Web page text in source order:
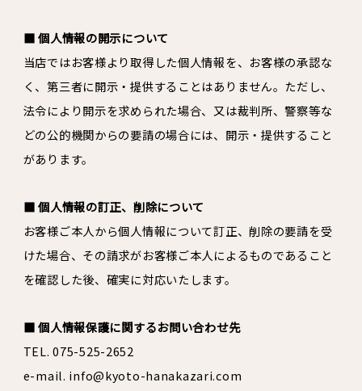
■ 個人情報の開示について
当店ではお客様より取得した個人情報を、お客様の承認な
く、第三者に開示・提供することはありません。ただし、
法令により開示を求められた場合、又は裁判所、警察等な
どの公的機関からの要請の場合には、開示・提供すること
があります。
■ 個人情報の訂正、削除について
お客様ご本人から個人情報について訂正、削除の要請を受
けた場合、その請求がお客様ご本人によるものであること
を確認した後、確実に対応いたします。
■ 個人情報保護に関するお問い合わせ先
TEL. 075-525-2652
e-mail. info@kyoto-hanakazari.com